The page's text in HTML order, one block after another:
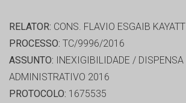
RELATOR: CONS. FLAVIO ESGAIB KAYATT
PROCESSO: TC/9996/2016
ASSUNTO: INEXIGIBILIDADE / DISPENSA
ADMINISTRATIVO 2016
PROTOCOLO: 1675535